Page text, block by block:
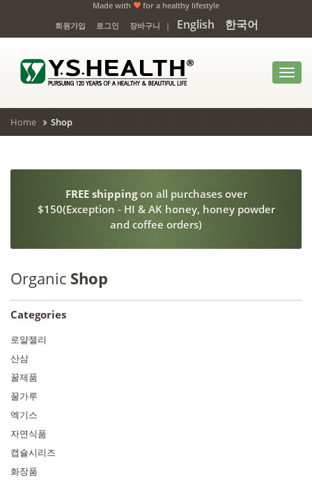
Made with
for a healthy lifestyle
회원가입
로그인 장바구니 | English 한국어
Home Shop
FREE shippingon all purchases over
$150(Exception - HI & AK honey, honey powder
and coffee orders)
Organic Shop
Categories
로얄젤리
산삼
꿀제품
꿀가루
엑기스
자연식품
캡슐시리즈
화장품